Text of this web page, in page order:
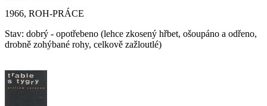
1966, ROH-PRÁCE
Stav: dobrý - opotřebeno (lehce zkosený hřbet, ošoupáno a odřeno,
drobně zohýbané rohy, celkově zažloutlé)